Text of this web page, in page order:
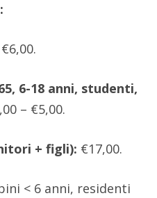
00.
6-18 anni, studenti,
00 – €5,00.
+ figli): €17,00.
< 6 anni, residenti